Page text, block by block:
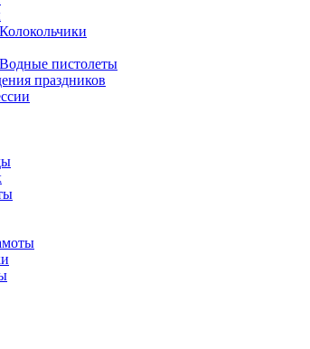
пистолеты
праздников